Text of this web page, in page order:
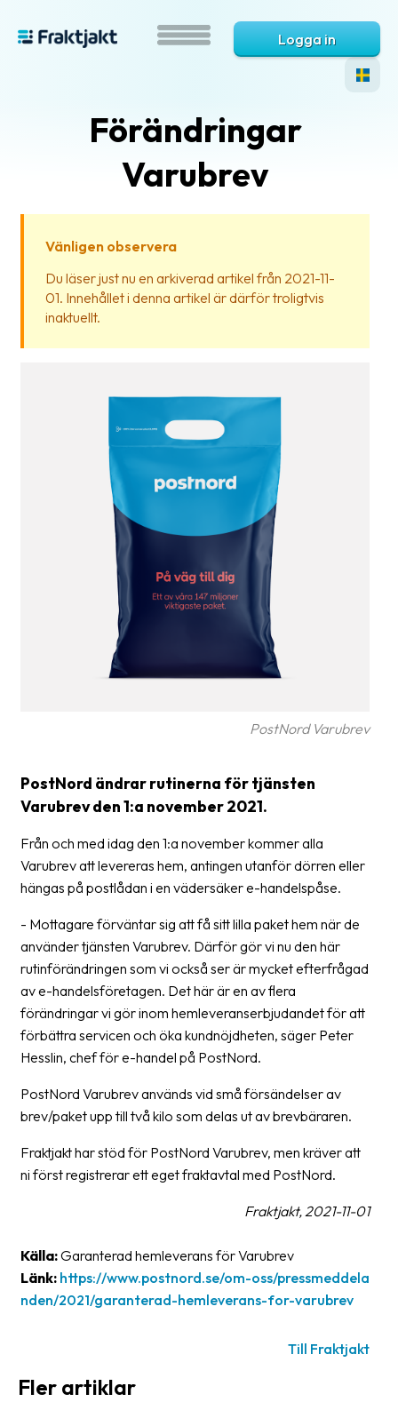
är
Fraktjakt?
Hjälp?
Ordlista
Paketering
Frakthandlingar
Skrivarinställningar
Tulldeklarationer
Leveransvillkor
Streckkodsläsare
Kundtjänst
Om
Om
Fraktjakt
Pressrum
Medarbetare
&
karriär
Nyhetsarkiv
Villkor
Allmänna
Förbjudet
Logga in
Förändringar
Varubrev
Vänligen observera
Du läser just nu en arkiverad artikel från 2021-11-
01. Innehållet i denna artikel är därför troligtvis
inaktuellt.
PostNord Varubrev
PostNord ändrar rutinerna för tjänsten
Varubrev den 1:a november 2021.
Från och med idag den 1:a november kommer alla
Varubrev att levereras hem, antingen utanför dörren eller
hängas på postlådan i en vädersäker e-handelspåse.
- Mottagare förväntar sig att få sitt lilla paket hem när de
använder tjänsten Varubrev. Därför gör vi nu den här
rutinförändringen som vi också ser är mycket efterfrågad
av e-handelsföretagen. Det här är en av flera
förändringar vi gör inom hemleveranserbjudandet för att
förbättra servicen och öka kundnöjdheten, säger Peter
Hesslin, chef för e-handel på PostNord.
PostNord Varubrev används vid små försändelser av
brev/paket upp till två kilo som delas ut av brevbäraren.
Fraktjakt har stöd för PostNord Varubrev, men kräver att
ni först registrerar ett eget fraktavtal med PostNord.
Fraktjakt, 2021-11-01
Källa:Garanterad hemleverans för Varubrev
Länk: https://www.postnord.se/om-oss/pressmeddela
nden/2021/garanterad-hemleverans-for-varubrev
Till Fraktjakt
Fler artiklar